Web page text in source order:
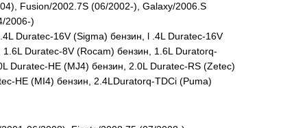
Fusion/2002.7S (06/2002-), Galaxy/2006.S
2006-)
Duratec-16V (Sigma) бензин, l .4L Duratec-16V
Duratec-8V (Rocam) бензин, 1.6L Duratorq-
Duratec-HE (MJ4) бензин, 2.0L Duratec-RS (Zetec)
HE (MI4) бензин, 2.4LDuratorq-TDCi (Puma)